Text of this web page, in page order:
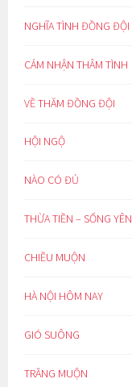
NGHĨA TÌNH ĐỒNG ĐỘI
CẢM NHẬN THÂM TÌNH
VỀ THĂM ĐỒNG ĐỘI
HỘI NGỘ
NÀO CÓ ĐỦ
THỪA TIỀN – SỐNG YÊN
CHIỀU MUỘN
HÀ NỘI HÔM NAY
GIÓ SUÔNG
TRĂNG MUỘN